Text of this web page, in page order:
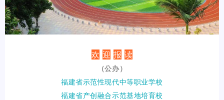
欢 迎 报 读
（公办）
福建省示范性现代中等职业学校
福建省产创融合示范基地培育校